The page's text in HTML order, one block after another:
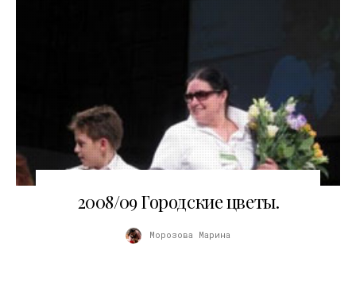
2008/09 Городские цветы.
Морозова Марина